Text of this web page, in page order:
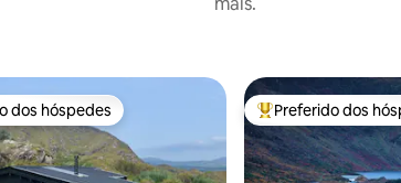
preferidos dos hóspedes
dos hóspedes Entre os melhores
Preferido dos